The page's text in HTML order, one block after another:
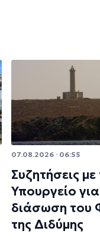
07.08.2026 · 06:55
Συζητήσεις με
Υπουργείο
διάσωση του
της Διδύμης